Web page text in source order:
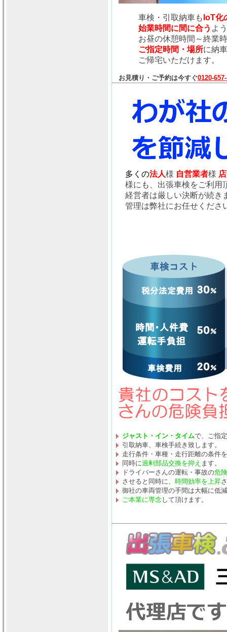
車検・引取納車も IoT化
始業時間に間に合う よ
お昼の休憩時間～終業
ご指定時間・場所に納
ご帰宅いただけます。
お見積り・ご予約は今すぐ0120-
多くの法人様 自営業者様
様にも、出張車検をご利用
経営者は厳しい決断が続き
管理は弊社にお任せくださ
ジャスト・イン・タイムで、ご指
引取納車、車検手続き致します。
走行条件・車種・走行距離の条件
同時に過剰部品交換を抑え ます。
ドライバーさんの運転・事故の危
させると同時に、 時間効率を上昇
御社の車両管理の手間は大幅に低
ご本業に専念して頂けます。